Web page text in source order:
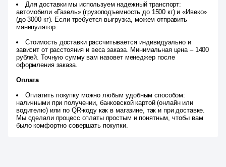
Для доставки мы используем надежный транспорт:
автомобили «Газель» (грузоподъемность до 1500 кг) и «Ивеко»
(до 3000 кг). Если требуется выгрузка, можем отправить
манипулятор.
Стоимость доставки рассчитывается индивидуально и
зависит от расстояния и веса заказа. Минимальная цена – 1400
рублей. Точную сумму вам назовет менеджер после
оформления заказа.
Оплата
Оплатить покупку можно любым удобным способом:
наличными при получении, банковской картой (онлайн или
водителю) или по QR-коду как в магазине, так и при доставке.
Мы сделали процесс оплаты простым и понятным, чтобы вам
было комфортно совершать покупки.